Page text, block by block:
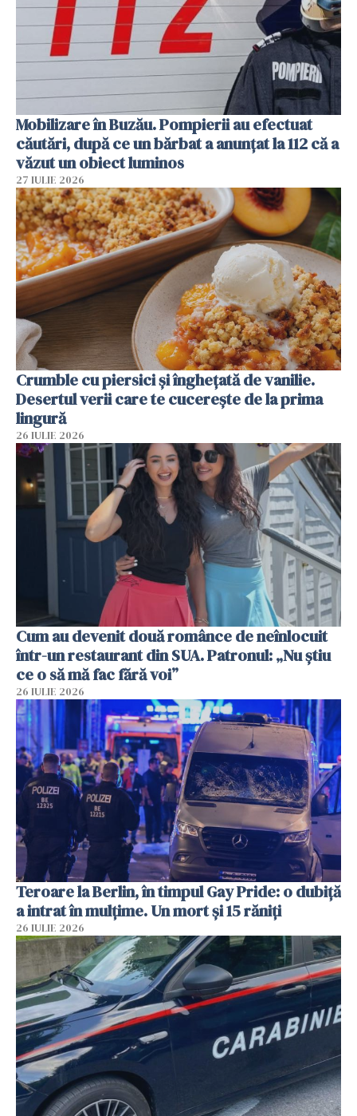
Mobilizare în Buzău. Pompierii au efectuat
căutări, după ce un bărbat a anunțat la 112 că a
văzut un obiect luminos
27 IULIE 2026
Crumble cu piersici și înghețată de vanilie.
Desertul verii care te cucerește de la prima
lingură
26 IULIE 2026
Cum au devenit două românce de neînlocuit
într-un restaurant din SUA. Patronul: „Nu știu
ce o să mă fac fără voi”
26 IULIE 2026
Teroare la Berlin, în timpul Gay Pride: o dubiță
a intrat în mulțime. Un mort și 15 răniți
26 IULIE 2026